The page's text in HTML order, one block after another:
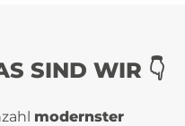
SIND WIR 👇
modernster